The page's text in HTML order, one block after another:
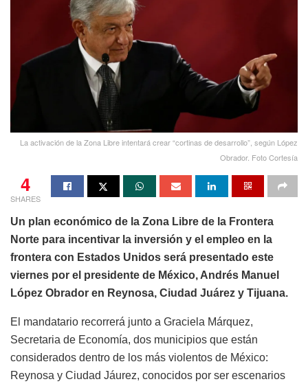
La activación de la Zona Libre intentará crear “cortinas de desarrollo”, según López
Obrador. Foto Cortesía
4
SHARES
Un plan económico de la Zona Libre de la Frontera
Norte para incentivar la inversión y el empleo en la
frontera con Estados Unidos será presentado este
viernes por el presidente de México, Andrés Manuel
López Obrador en Reynosa, Ciudad Juárez y Tijuana.
El mandatario recorrerá junto a Graciela Márquez,
Secretaria de Economía, dos municipios que están
considerados dentro de los más violentos de México:
Reynosa y Ciudad Jáurez, conocidos por ser escenarios